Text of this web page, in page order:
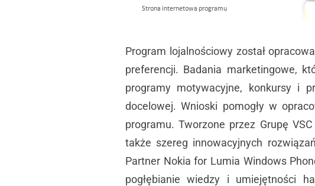
Program lojalnościowy został
preferencji. Badania marketingowe,
programy motywacyjne, konkursy i
docelowej. Wnioski pomogły w
programu. Tworzone przez Grupę
także szereg innowacyjnych
Partner Nokia for Lumia Windows
pogłębianie wiedzy i umiejętności